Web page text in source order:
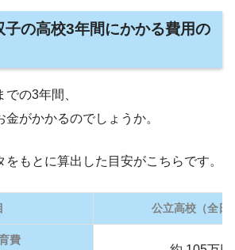
子の高校3年間にかかる費用の
の3年間、
がかかるのでしょうか。
もとに算出した目安がこちらです。
公立高校（全日
費